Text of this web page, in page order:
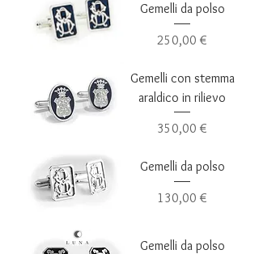
Gemelli da polso
Prezzo
250,00 €
Gemelli con stemma
araldico in rilievo
Prezzo
350,00 €
Gemelli da polso
Prezzo
130,00 €
Gemelli da polso